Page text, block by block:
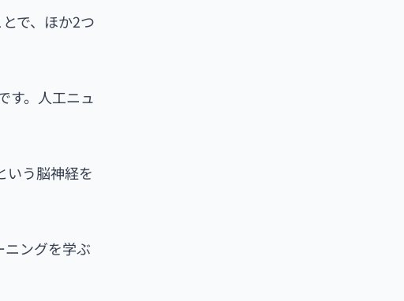
で、ほか2つ
す。人工ニュ
いう脳神経を
ニングを学ぶ